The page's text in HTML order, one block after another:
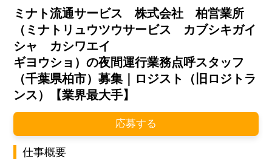
ミナト流通サービス 株式会社 柏営業所
（ミナトリュウツウサービス カブシキガイ
シャ カシワエイ
ギヨウショ）の夜間運行業務点呼スタッフ
（千葉県柏市）募集｜ロジスト（旧ロジトラ
ンス）【業界最大手】
応募する
仕事概要